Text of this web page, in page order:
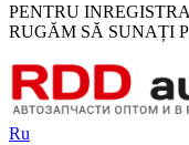
PENTRU
RUGĂM SĂ SUNAȚI
Ru